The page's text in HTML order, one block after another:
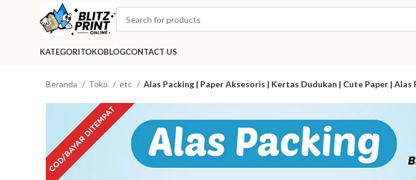
KATEGORITOKOBLOGCONTACT US
Beranda Toko etc Alas Packing | Paper Aksesoris | Kertas Dudukan | Cute Paper | Alas